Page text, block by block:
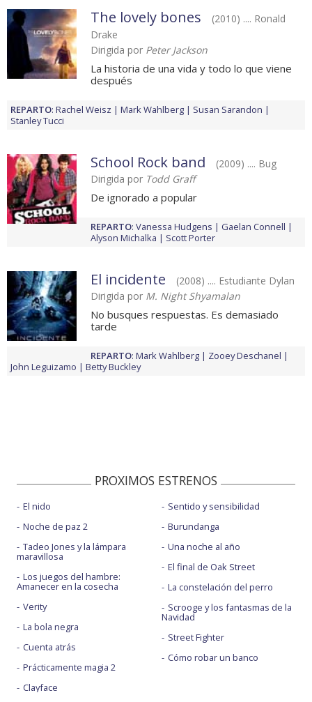
The lovely bones
(2010) .... Ronald
Drake
Dirigida por Peter Jackson
La historia de una vida y todo lo que viene
después
REPARTO: Rachel Weisz Mark Wahlberg
Susan Sarandon
Stanley Tucci
School Rock band
(2009) .... Bug
Dirigida por Todd Graff
De ignorado a popular
REPARTO: Vanessa Hudgens
Gaelan Connell
Alyson Michalka
Scott Porter
El incidente
(2008) .... Estudiante Dylan
Dirigida por M. Night Shyamalan
No busques respuestas. Es demasiado
tarde
REPARTO: Mark Wahlberg
Zooey Deschanel
John Leguizamo
Betty Buckley
PROXIMOS ESTRENOS
El nido
Noche de paz 2
Tadeo Jones y la lámpara
maravillosa
Los juegos del hambre:
Amanecer en la cosecha
Verity
La bola negra
Cuenta atrás
Prácticamente magia 2
Clayface
Sentido y sensibilidad
Burundanga
Una noche al año
El final de Oak Street
La constelación del perro
Scrooge y los fantasmas de la
Navidad
Street Fighter
Cómo robar un banco